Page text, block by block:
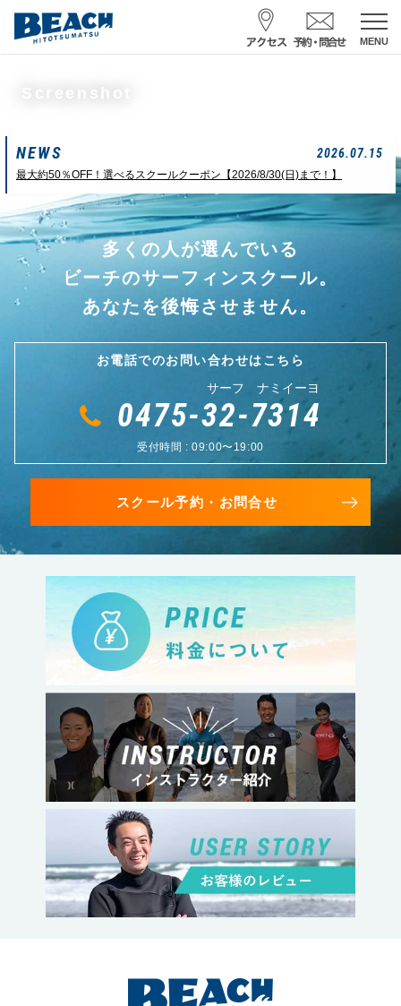
MENU
スクール予約・お問合せ
サーフ ナミイーヨ
0475-32-7314
受付時間 : 09:00〜19:00
一松海岸 波情報
状態 風
03：27/14：31
NEWS 2026.07.15
最大約50％OFF！選べるスクールクーポン【2026/8/30(日)まで！】
多くの人が選んでいる
ビーチのサーフィンスクール。
あなたを後悔させません。
お電話でのお問い合わせはこちら
サーフ ナミイーヨ
0475-32-7314
受付時間 : 09:00〜19:00
スクール予約・お問合せ